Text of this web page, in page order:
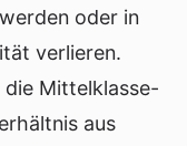
oder in
verlieren.
Mittelklasse-
aus